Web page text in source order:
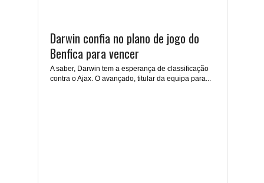
Darwin confia no plano de jogo do
Benfica para vencer
A saber, Darwin tem a esperança de classificação
contra o Ajax. O avançado, titular da equipa para...